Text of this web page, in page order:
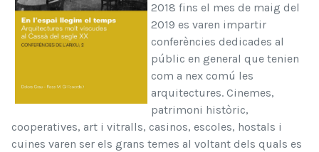
2018 fins el mes de maig del
2019 es varen impartir
conferències dedicades al
públic en general que tenien
com a nex comú les
arquitectures. Cinemes,
patrimoni històric,
cooperatives, art i vitralls, casinos, escoles, hostals i
cuines varen ser els grans temes al voltant dels quals es